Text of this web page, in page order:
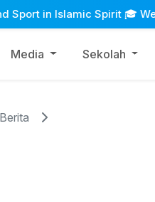
Islamic Spirit 🎓
Media Sekolah
Berita